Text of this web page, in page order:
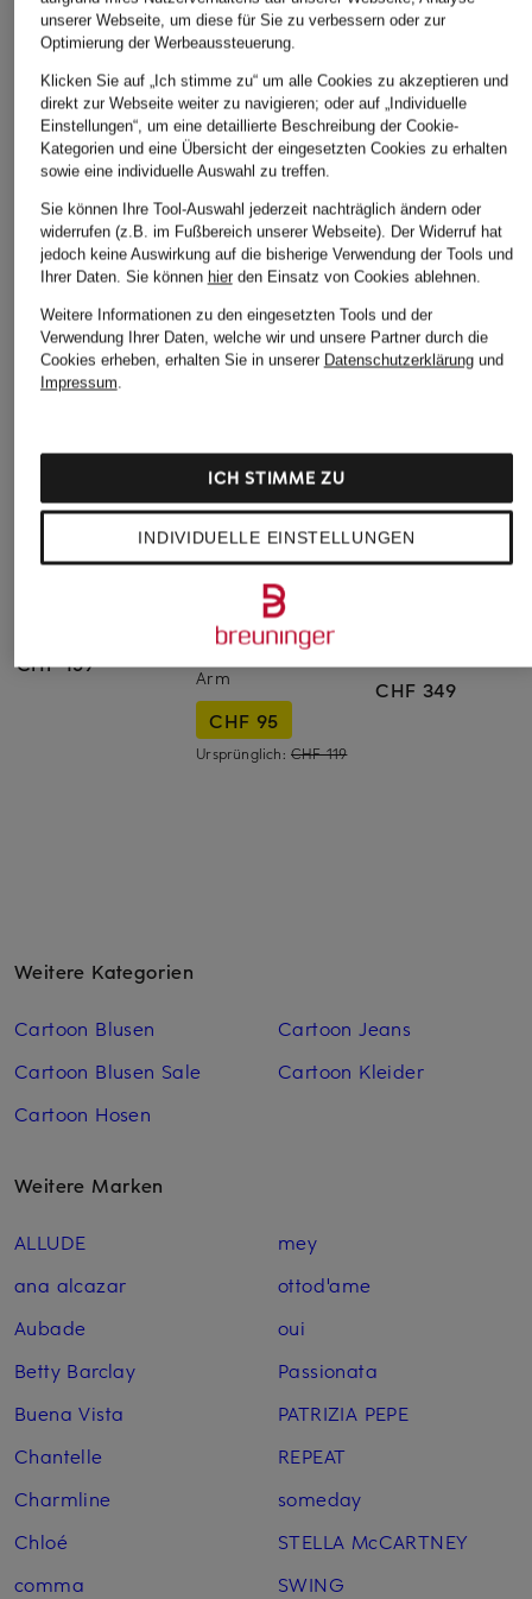
CHF 159
Betty Barclay
Hemdbluse mit
Lochspitze und 3/4-
Arm
CHF 95
Ursprünglich: CHF 119
CHF 349
Weitere Kategorien
Cartoon Blusen
Cartoon Blusen Sale
Cartoon Hosen
Cartoon Jeans
Cartoon Kleider
Weitere Marken
ALLUDE
ana alcazar
Aubade
Betty Barclay
Buena Vista
Chantelle
Charmline
Chloé
comma
mey
ottod'ame
oui
Passionata
PATRIZIA PEPE
REPEAT
someday
STELLA McCARTNEY
SWING
unserer Webseite, um diese für Sie zu verbessern oder zur
Optimierung der Werbeaussteuerung.
Klicken Sie auf „Ich stimme zu“ um alle Cookies zu akzeptieren und
direkt zur Webseite weiter zu navigieren; oder auf „Individuelle
Einstellungen“, um eine detaillierte Beschreibung der Cookie-
Kategorien und eine Übersicht der eingesetzten Cookies zu erhalten
sowie eine individuelle Auswahl zu treffen.
Sie können Ihre Tool-Auswahl jederzeit nachträglich ändern oder
widerrufen (z.B. im Fußbereich unserer Webseite). Der Widerruf hat
jedoch keine Auswirkung auf die bisherige Verwendung der Tools und
Ihrer Daten. Sie können hierden Einsatz von Cookies ablehnen.
Weitere Informationen zu den eingesetzten Tools und der
Verwendung Ihrer Daten, welche wir und unsere Partner durch die
Cookies erheben, erhalten Sie in unserer Datenschutzerklärungund
Impressum.
INDIVIDUELLE EINSTELLUNGEN
ICH STIMME ZU